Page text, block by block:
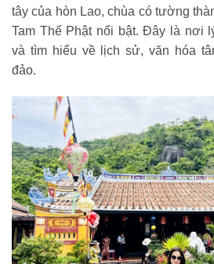
tây của hòn Lao, chùa có tường
Tam Thế Phật nổi bật. Đây là nơi
và tìm hiểu về lịch sử, văn hóa
đảo.